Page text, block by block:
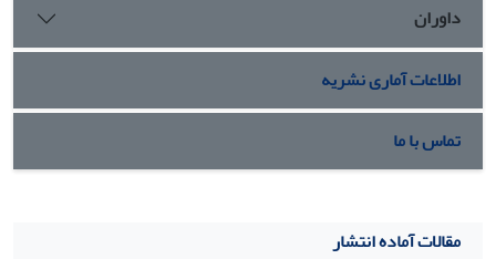
داوران
اطلاعات آماری نشریه
تماس با ما
مقالات آماده انتشار